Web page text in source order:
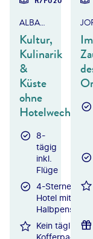
ALBANIEN
Kultur,
Kulinarik
&
Küste
ohne
Hotelwechsel
8-
tägig
inkl.
Flüge
4-Sterne-
Hotel mit
Halbpension
Kein tägliches
Kofferpacken:
Im